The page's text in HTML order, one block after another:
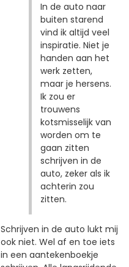
In de auto naar
buiten starend
vind ik altijd veel
inspiratie. Niet je
handen aan het
werk zetten,
maar je hersens.
Ik zou er
trouwens
kotsmisselijk van
worden om te
gaan zitten
schrijven in de
auto, zeker als ik
achterin zou
zitten.
Schrijven in de auto lukt mij
ook niet. Wel af en toe iets
in een aantekenboekje